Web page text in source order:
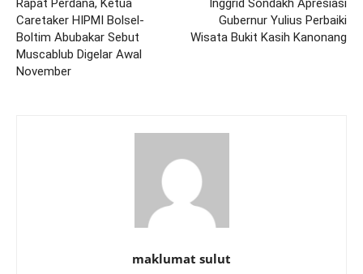
Rapat Perdana, Ketua
Caretaker HIPMI Bolsel-
Boltim Abubakar Sebut
Muscablub Digelar Awal
November
Inggrid Sondakh Apresiasi
Gubernur Yulius Perbaiki
Wisata Bukit Kasih Kanonang
maklumat sulut